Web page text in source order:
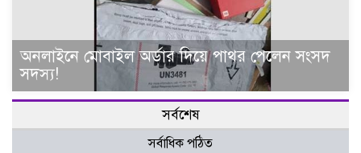
অনলাইনে মোবাইল অর্ডার দিয়ে পাথর পেলেন সংসদ
সদস্য!
সর্বশেষ
সর্বাধিক পঠিত